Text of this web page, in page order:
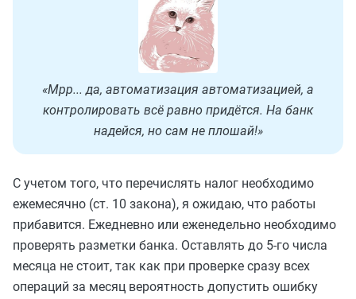
«Мрр... да, автоматизация автоматизацией, а
контролировать всё равно придётся. На банк
надейся, но сам не плошай!»
С учетом того, что перечислять налог необходимо
ежемесячно (ст. 10 закона), я ожидаю, что работы
прибавится. Ежедневно или еженедельно необходимо
проверять разметки банка. Оставлять до 5-го числа
месяца не стоит, так как при проверке сразу всех
операций за месяц вероятность допустить ошибку